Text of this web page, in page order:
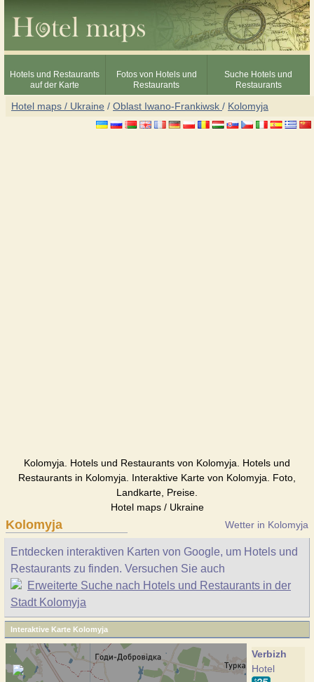
Hotels und Restaurants
auf der Karte
Fotos von Hotels und
Restaurants
Suche Hotels und
Restaurants
Hotel maps / Ukraine / Oblast Iwano-Frankiwsk / Kolomyja
Kolomyja. Hotels und Restaurants von Kolomyja. Hotels und
Restaurants in Kolomyja. Interaktive Karte von Kolomyja. Foto,
Landkarte, Preise.
Hotel maps / Ukraine
Kolomyja Wetter in Kolomyja
Entdecken interaktiven Karten von Google, um Hotels und
Restaurants zu finden. Versuchen Sie auch
Erweiterte Suche nach Hotels und Restaurants in der
Stadt Kolomyja
Interaktive Karte Kolomyja
Verbizh
Hotel